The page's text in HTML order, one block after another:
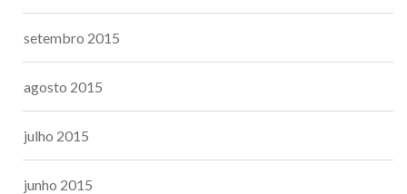
setembro 2015
agosto 2015
julho 2015
junho 2015